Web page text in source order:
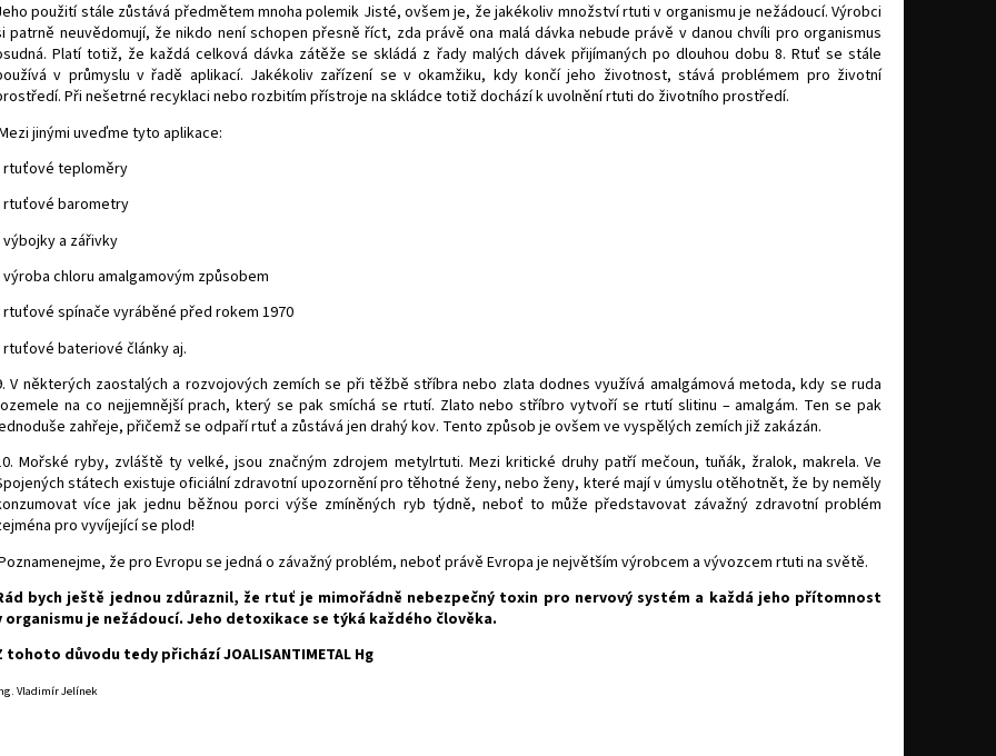
použití stále zůstává předmětem mnoha polemik Jisté, ovšem je, že jakékoliv množství rtuti v organismu je nežádoucí. Výrobci
patrně neuvědomují, že nikdo není schopen přesně říct, zda právě ona malá dávka nebude právě v danou chvíli pro organismus
Platí totiž, že každá celková dávka zátěže se skládá z řady malých dávek přijímaných po dlouhou dobu 8. Rtuť se stále
v průmyslu v řadě aplikací. Jakékoliv zařízení se v okamžiku, kdy končí jeho životnost, stává problémem pro životní
Při nešetrné recyklaci nebo rozbitím přístroje na skládce totiž dochází k uvolnění rtuti do životního prostředí.
jinými uveďme tyto aplikace:
rtuťové teploměry
rtuťové barometry
výbojky a zářivky
výroba chloru amalgamovým způsobem
rtuťové spínače vyráběné před rokem 1970
rtuťové bateriové články aj.
V některých zaostalých a rozvojových zemích se při těžbě stříbra nebo zlata dodnes využívá amalgámová metoda, kdy se ruda
na co nejjemnější prach, který se pak smíchá se rtutí. Zlato nebo stříbro vytvoří se rtutí slitinu – amalgám. Ten se pak
zahřeje, přičemž se odpaří rtuť a zůstává jen drahý kov. Tento způsob je ovšem ve vyspělých zemích již zakázán.
Mořské ryby, zvláště ty velké, jsou značným zdrojem metylrtuti. Mezi kritické druhy patří mečoun, tuňák, žralok, makrela. Ve
státech existuje oficiální zdravotní upozornění pro těhotné ženy, nebo ženy, které mají v úmyslu otěhotnět, že by neměly
více jak jednu běžnou porci výše zmíněných ryb týdně, neboť to může představovat závažný zdravotní problém
pro vyvíjející se plod!
že pro Evropu se jedná o závažný problém, neboť právě Evropa je největším výrobcem a vývozcem rtuti na světě.
bych ještě jednou zdůraznil, že rtuť je mimořádně nebezpečný toxin pro nervový systém a každá jeho přítomnost
organismu je nežádoucí. Jeho detoxikace se týká každého člověka.
tohoto důvodu tedy přichází JOALISANTIMETAL Hg
Vladimír Jelínek